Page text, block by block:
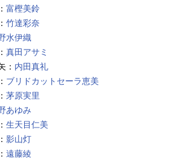
富樫美鈴
竹達彩奈
水伊織
真田アサミ
： 内田真礼
ブリドカットセーラ恵美
茅原実里
あゆみ
生天目仁美
影山灯
遠藤綾